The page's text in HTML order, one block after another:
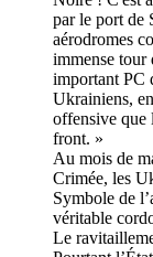
par le port de
aérodromes
immense tour
important PC
Ukrainiens,
offensive que
front. »
Au mois de
Crimée, les
Symbole de
véritable
Le